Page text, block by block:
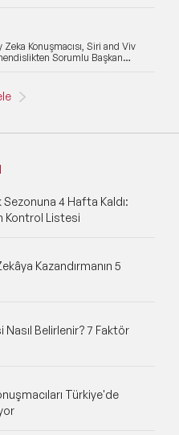
Konuşmacısı, Siri and Viv
Sorumlu Başkan
Sezonuna 4 Hafta Kaldı:
Kontrol Listesi
Kazandırmanın 5
Nasıl Belirlenir? 7 Faktör
Türkiye'de